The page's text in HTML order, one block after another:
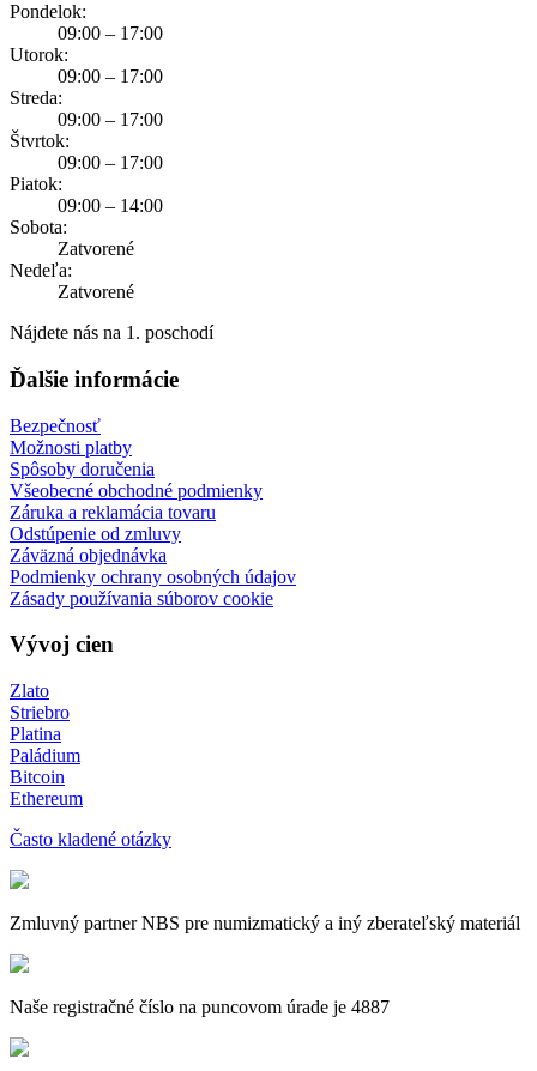
Pondelok:
09:00 – 17:00
Utorok:
09:00 – 17:00
Streda:
09:00 – 17:00
Štvrtok:
09:00 – 17:00
Piatok:
09:00 – 14:00
Sobota:
Zatvorené
Nedeľa:
Zatvorené
Nájdete nás na 1. poschodí
Ďalšie informácie
Bezpečnosť
Možnosti platby
Spôsoby doručenia
Všeobecné obchodné podmienky
Záruka a reklamácia tovaru
Odstúpenie od zmluvy
Záväzná objednávka
Podmienky ochrany osobných údajov
Zásady používania súborov cookie
Vývoj cien
Zlato
Striebro
Platina
Paládium
Bitcoin
Ethereum
Často kladené otázky
Zmluvný partner NBS pre numizmatický a iný zberateľský materiál
Naše registračné číslo na puncovom úrade je 4887